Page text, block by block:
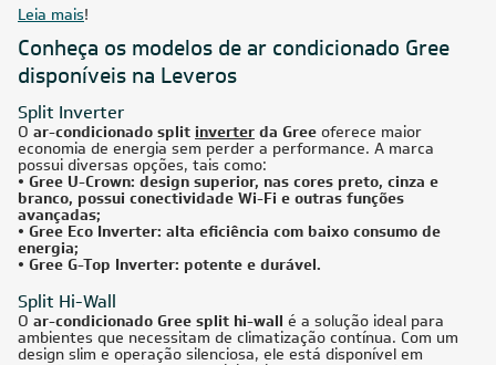
30.000
Ar-Condicionado Inverter Split Hi Wall G-Top Auto Wi-Fi
Gree 30.000 BTUs Quente/Frio 220V